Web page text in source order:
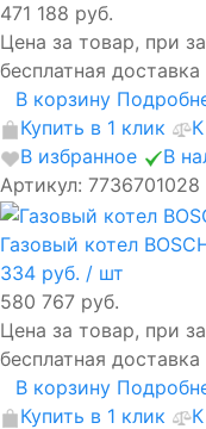
471 188 руб.
Цена за товар, при
бесплатная доставка
В корзину
Купить в 1 клик
В избранное
В
Артикул: 7736701028
Газовый котел
334 руб. / шт
580 767 руб.
Цена за товар, при
бесплатная доставка
В корзину
Купить в 1 клик